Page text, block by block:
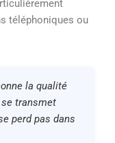
téléphoniques ou
la qualité
transmet
perd pas dans